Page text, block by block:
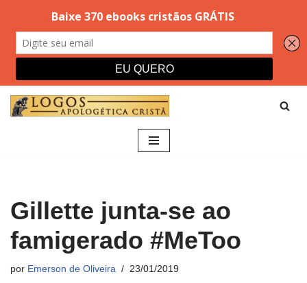
Gillette junta-se ao
famigerado #MeToo
por Emerson de Oliveira 23/01/2019